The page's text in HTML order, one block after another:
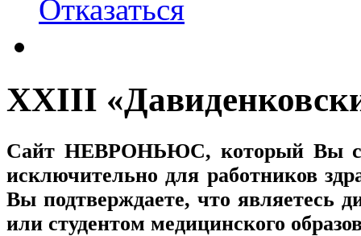
Отказаться
XXIII
Сайт НЕВРОНЬЮС, который Вы
исключительно для работников
Вы подтверждаете, что являетесь
или студентом медицинского